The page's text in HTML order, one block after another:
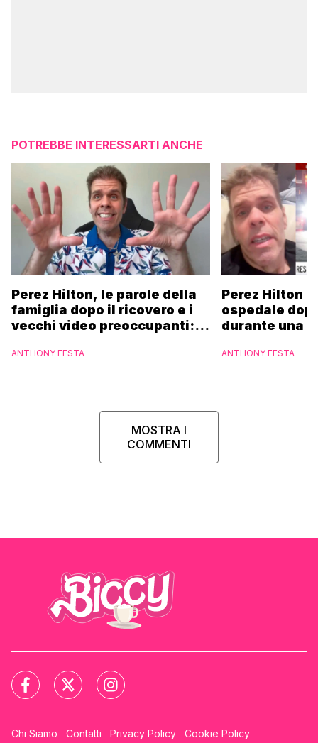
POTREBBE INTERESSARTI ANCHE
Perez Hilton, le parole della
famiglia dopo il ricovero e i
vecchi video preoccupanti:
ANTHONY FESTA
Perez Hilton
ospedale
durante una
ANTHONY FESTA
MOSTRA I
COMMENTI
Chi Siamo Contatti Privacy Policy Cookie Policy